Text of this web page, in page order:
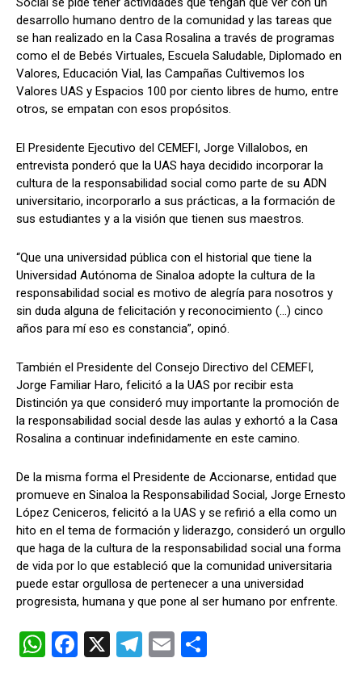
desarrollo humano dentro de la comunidad y las tareas que
se han realizado en la Casa Rosalina a través de programas
como el de Bebés Virtuales, Escuela Saludable, Diplomado en
Valores, Educación Vial, las Campañas Cultivemos los
Valores UAS y Espacios 100 por ciento libres de humo, entre
otros, se empatan con esos propósitos.
El Presidente Ejecutivo del CEMEFI, Jorge Villalobos, en
entrevista ponderó que la UAS haya decidido incorporar la
cultura de la responsabilidad social como parte de su ADN
universitario, incorporarlo a sus prácticas, a la formación de
sus estudiantes y a la visión que tienen sus maestros.
“Que una universidad pública con el historial que tiene la
Universidad Autónoma de Sinaloa adopte la cultura de la
responsabilidad social es motivo de alegría para nosotros y
sin duda alguna de felicitación y reconocimiento (…) cinco
años para mí eso es constancia”, opinó.
También el Presidente del Consejo Directivo del CEMEFI,
Jorge Familiar Haro, felicitó a la UAS por recibir esta
Distinción ya que consideró muy importante la promoción de
la responsabilidad social desde las aulas y exhortó a la Casa
Rosalina a continuar indefinidamente en este camino.
De la misma forma el Presidente de Accionarse, entidad que
promueve en Sinaloa la Responsabilidad Social, Jorge Ernesto
López Ceniceros, felicitó a la UAS y se refirió a ella como un
hito en el tema de formación y liderazgo, consideró un orgullo
que haga de la cultura de la responsabilidad social una forma
de vida por lo que estableció que la comunidad universitaria
puede estar orgullosa de pertenecer a una universidad
progresista, humana y que pone al ser humano por enfrente.
W F
X
T
E